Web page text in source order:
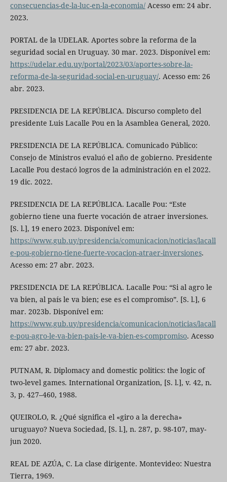
consecuencias-de-la-luc-en-la-economia/Acesso em: 24 abr.
2023.
PORTAL de la UDELAR. Aportes sobre la reforma de la
seguridad social en Uruguay. 30 mar. 2023. Disponível em:
https://udelar.edu.uy/portal/2023/03/aportes-sobre-la-
reforma-de-la-seguridad-social-en-uruguay/. Acesso em: 26
abr. 2023.
PRESIDENCIA DE LA REPÚBLICA. Discurso completo del
presidente Luis Lacalle Pou en la Asamblea General, 2020.
PRESIDENCIA DE LA REPÚBLICA. Comunicado Público:
Consejo de Ministros evaluó el año de gobierno. Presidente
Lacalle Pou destacó logros de la administración en el 2022.
19 dic. 2022.
PRESIDENCIA DE LA REPÚBLICA. Lacalle Pou: “Este
gobierno tiene una fuerte vocación de atraer inversiones.
[S. l.], 19 enero 2023. Disponível em:
https://www.gub.uy/presidencia/comunicacion/noticias/lacall
e-pou-gobierno-tiene-fuerte-vocacion-atraer-inversiones.
Acesso em: 27 abr. 2023.
PRESIDENCIA DE LA REPÚBLICA. Lacalle Pou: “Si al agro le
va bien, al país le va bien; ese es el compromiso”. [S. l.], 6
mar. 2023b. Disponível em:
https://www.gub.uy/presidencia/comunicacion/noticias/lacall
e-pou-agro-le-va-bien-pais-le-va-bien-es-compromiso. Acesso
em: 27 abr. 2023.
PUTNAM, R. Diplomacy and domestic politics: the logic of
two-level games. International Organization, [S. l.], v. 42, n.
3, p. 427–460, 1988.
QUEIROLO, R. ¿Qué significa el «giro a la derecha»
uruguayo? Nueva Sociedad, [S. l.], n. 287, p. 98-107, may-
jun 2020.
REAL DE AZÚA, C. La clase dirigente. Montevideo: Nuestra
Tierra, 1969.